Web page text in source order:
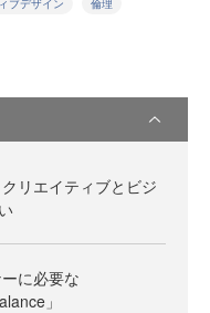
ブデザイン 倫理
リエイティブとビジ
に必要な
」